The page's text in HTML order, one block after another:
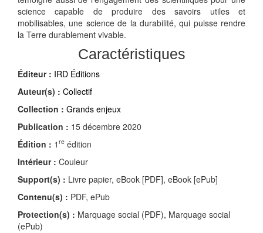
science capable de produire des savoirs utiles et
mobilisables, une science de la durabilité, qui puisse rendre
la Terre durablement vivable.
Caractéristiques
Éditeur : IRD Éditions
Auteur(s) : Collectif
Collection : Grands enjeux
Publication : 15 décembre 2020
Édition : 1 re édition
Intérieur : Couleur
Support(s) : Livre papier, eBook [PDF], eBook [ePub]
Contenu(s) : PDF, ePub
Protection(s) : Marquage social (PDF), Marquage social
(ePub)